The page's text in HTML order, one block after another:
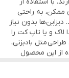
ممکن، به راحتی
بدون نیاز
و یا تاپ کت را
مثل بادبزنی،
از این محصول